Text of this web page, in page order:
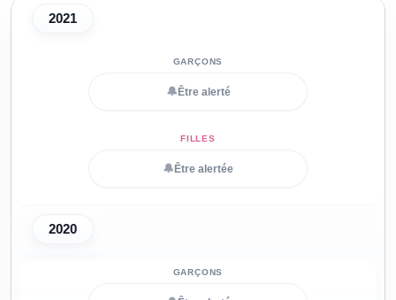
2021
🔔 Être alerté
🔔 Être alertée
2020